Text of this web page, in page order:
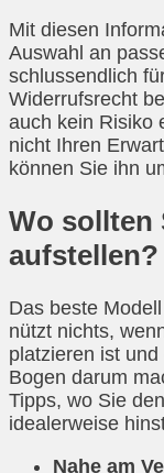
Mit diesen
Auswahl an
schlussendlich
Widerrufsrecht
auch kein Risiko
nicht Ihren
können Sie ihn
Wo sollten
aufstellen?
Das beste
nützt nichts,
platzieren ist
Bogen darum
Tipps, wo Sie
idealerweise
Nahe am